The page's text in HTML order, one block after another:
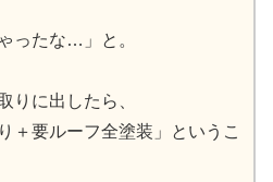
ったな…」と。
りに出したら、
＋要ルーフ全塗装」というこ